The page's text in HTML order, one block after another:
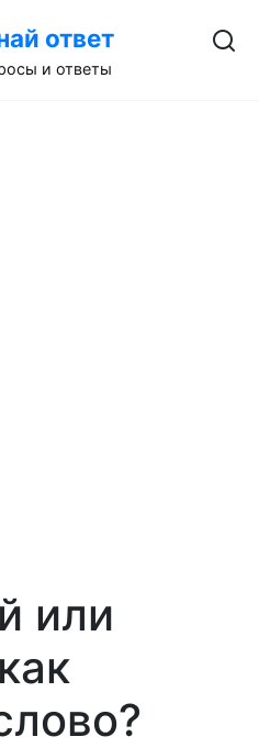
ответ
и ответы
или